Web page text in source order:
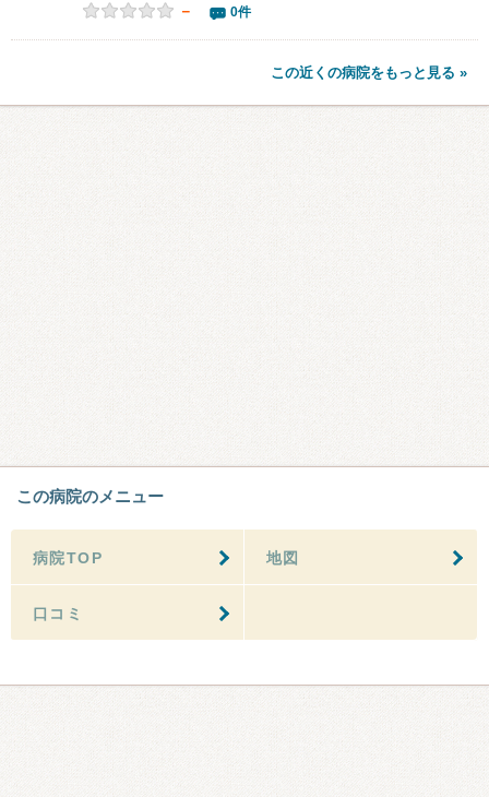
－ 0件
この近くの病院をもっと見る »
この病院のメニュー
病院TOP 地図
口コミ